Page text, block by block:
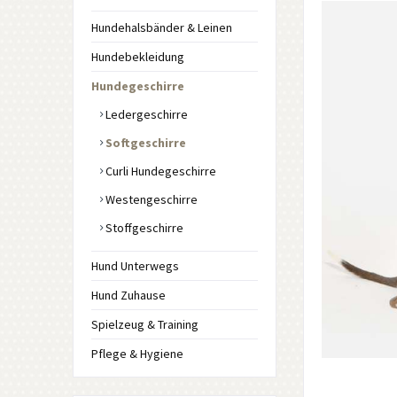
Hundehalsbänder & Leinen
Hundebekleidung
Hundegeschirre
Ledergeschirre
Softgeschirre
Curli Hundegeschirre
Westengeschirre
Stoffgeschirre
Hund Unterwegs
Hund Zuhause
Spielzeug & Training
Pflege & Hygiene